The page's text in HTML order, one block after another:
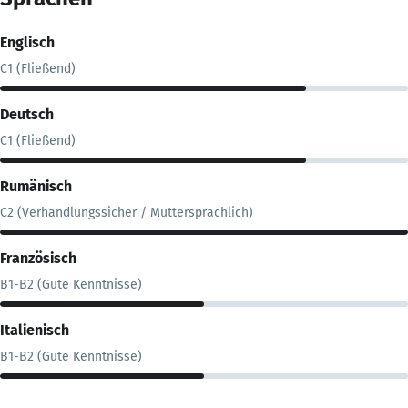
Englisch
C1 (Fließend)
Deutsch
C1 (Fließend)
Rumänisch
C2 (Verhandlungssicher / Muttersprachlich)
Französisch
B1-B2 (Gute Kenntnisse)
Italienisch
B1-B2 (Gute Kenntnisse)